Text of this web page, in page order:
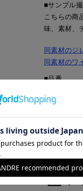
南大沢店
■サンプル
こちらの商
味、素材、
同素材のジ
同素材のワ
■品番
■原産国
中国製
■クオリティ
表地:ポリ
■取扱い方法